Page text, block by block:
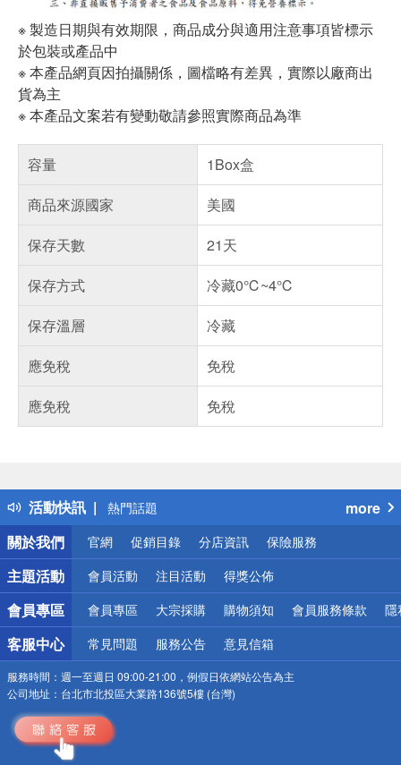
※ 製造日期與有效期限，商品成分與適用注意事項皆標示
於包裝或產品中
※ 本產品網頁因拍攝關係，圖檔略有差異，實際以廠商出
貨為主
※ 本產品文案若有變動敬請參照實際商品為準
容量
1Box盒
商品來源國家
美國
保存天數
21天
保存方式
冷藏0℃~4℃
保存溫層
冷藏
應免稅
免稅
應免稅
免稅
活動快訊
得獎公告
熱門話題
銀行優惠
偏遠地區配送
詐騙網頁！請小心！
more
關於我們
官網 促銷目錄 分店資訊 保險服務
主題活動 會員活動 注目活動 得獎公佈
會員專區 會員專區 大宗採購 購物須知 會員服務條款 隱
客服中心 常見問題 服務公告 意見信箱
服務時間： 週一至週日 09:00-21:00，例假日依網站公告為主
公司地址： 台北市北投區大業路136號5樓 (台灣)